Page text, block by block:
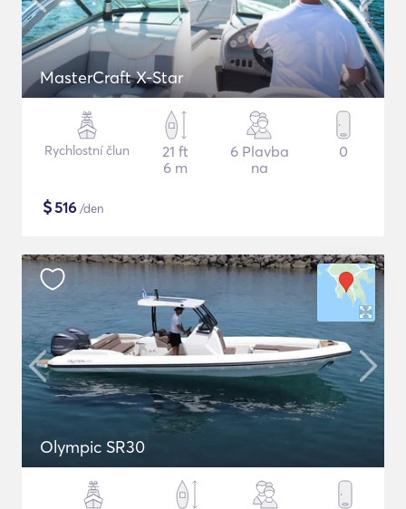
MasterCraft X-Star
Rychlostní člun
21 ft
6 m
6 Plavba
na
0
$516 /den
Olympic SR30